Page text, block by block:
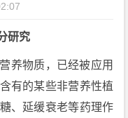
研究
养物质，已经被应用
有的某些非营养性植
、延缓衰老等药理作